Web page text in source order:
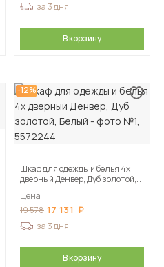
за 3 дня
В корзину
-12%
Шкаф для одежды и белья 4х
дверный Денвер, Дуб золотой,
Цена
19 578 17 131
за 3 дня
В корзину